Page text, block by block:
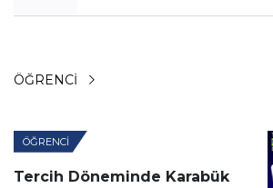
ÖĞRENCI
ÖĞRENCI
Tercih Döneminde Karabük